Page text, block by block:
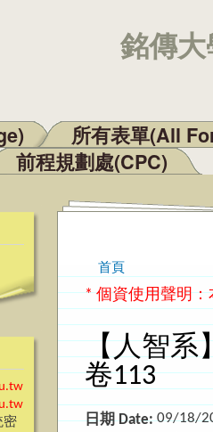
銘傳
所有表單(All
前程規劃處(CPC)
密
您在這裡
首頁
* 個資使用聲明
【人智系
卷113
日期 Date:09/18/